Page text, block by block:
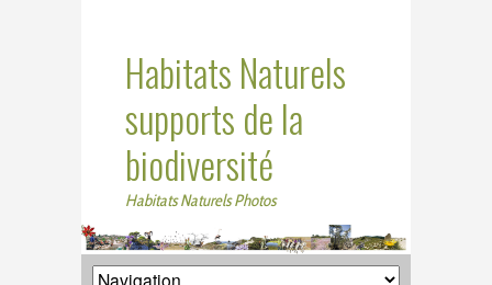
Habitats Naturels
supports de la
biodiversité
Habitats Naturels Photos